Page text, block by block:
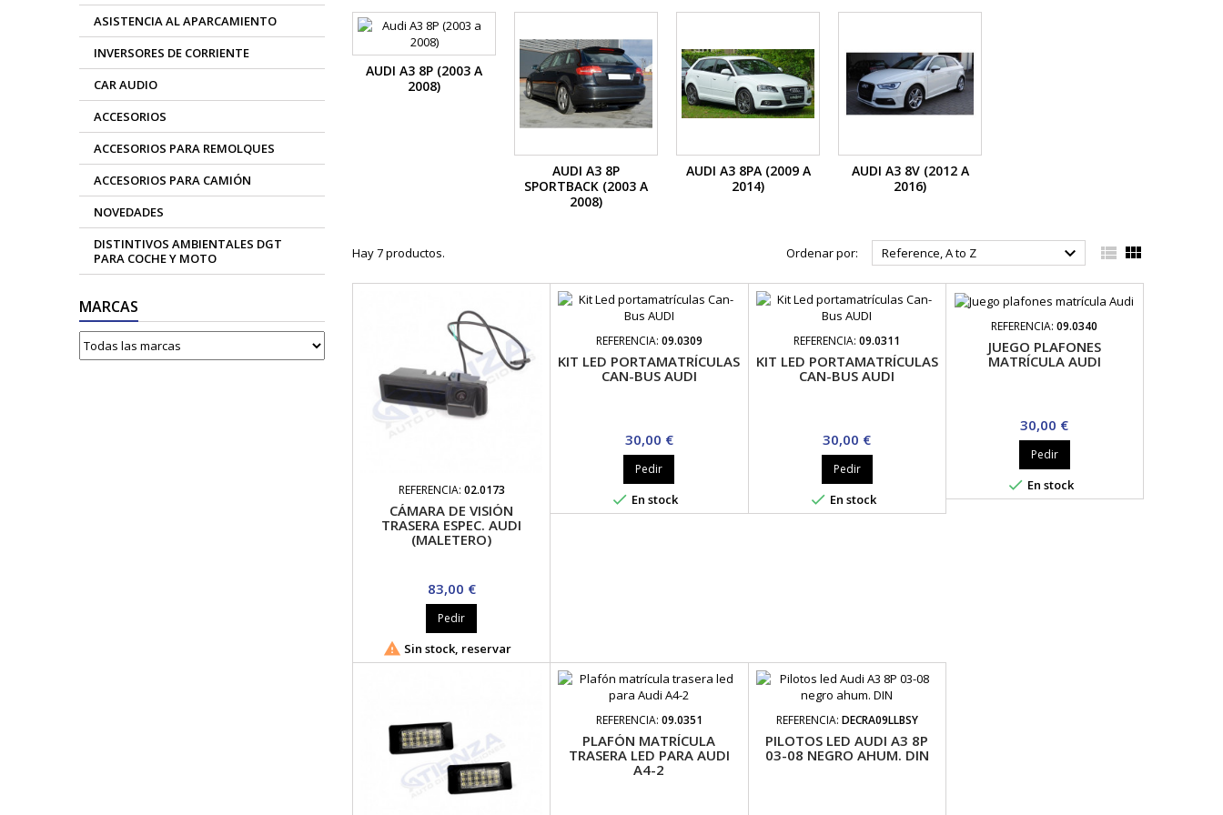
ASISTENCIA AL APARCAMIENTO
INVERSORES DE CORRIENTE
CAR AUDIO
ACCESORIOS
ACCESORIOS PARA REMOLQUES
ACCESORIOS PARA CAMIÓN
NOVEDADES
DISTINTIVOS AMBIENTALES DGT
PARA COCHE Y MOTO
MARCAS
AUDI A3 8P (2003 A
2008)
AUDI A3 8P
SPORTBACK (2003 A
2008)
AUDI A3 8PA (2009 A
2014)
AUDI A3 8V (2012 A
2016)
Hay 7 productos. Ordenar por: Reference, A to Z   
REFERENCIA: 02.0173
CÁMARA DE VISIÓN
TRASERA ESPEC. AUDI
(MALETERO)
Precio
83,00 €
Pedir
 Sin stock, reservar
REFERENCIA: 09.0309
KIT LED PORTAMATRÍCULAS
CAN-BUS AUDI
Precio
30,00 €
Pedir
 En stock
REFERENCIA:09.0311
KIT LED PORTAMATRÍCULAS
CAN-BUS AUDI
Precio
30,00 €
Pedir
 En stock
REFERENCIA:09.0340
JUEGO PLAFONES
MATRÍCULA AUDI
Precio
30,00 €
Pedir
 En stock
REFERENCIA: 09.0351
PLAFÓN MATRÍCULA
TRASERA LED PARA AUDI
A4-2
REFERENCIA: DECRA09LLBSY
PILOTOS LED AUDI A3 8P
03-08 NEGRO AHUM. DIN